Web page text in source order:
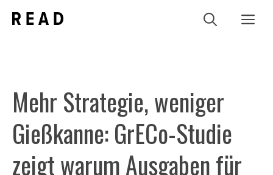
Inhalt
Mehr Strategie, weniger
Gießkanne: GrECo-Studie
zeigt warum Ausgaben für